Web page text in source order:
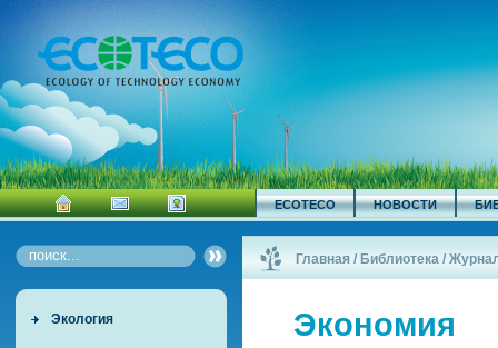
ECOTECO НОВОСТИ
Экология
Главная / Библиотека /
Экономия